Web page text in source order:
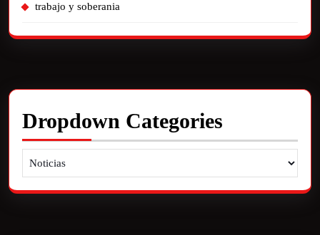
trabajo y soberania
Dropdown Categories